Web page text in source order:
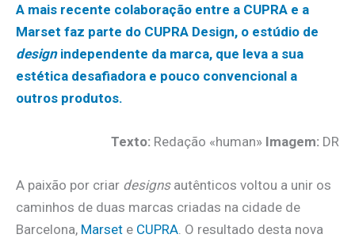
A mais recente colaboração entre a CUPRA e a
Marset faz parte do CUPRA Design, o estúdio de
designindependente da marca, que leva a sua
estética desafiadora e pouco convencional a
outros produtos.
Texto: Redação «human» Imagem: DR
A paixão por criar designsautênticos voltou a unir os
caminhos de duas marcas criadas na cidade de
Barcelona, Marset e CUPRA . O resultado desta nova